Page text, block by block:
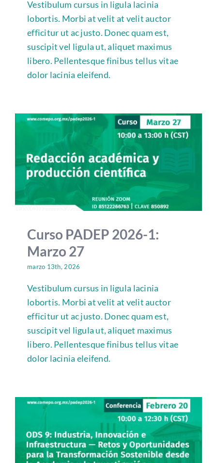
Vestibulum cursus in ligula lacinia
lobortis. Morbi at velit at velit auctor
efficitur ut ac justo. Donec quam est,
suscipit vel ligula ut, aliquet maximus
libero. Pellentesque finibus tellus vitae
dolor lacinia eleifend.
Curso PADEP 2026-1:
Marzo 27
marzo 13th, 2026
Vestibulum cursus in ligula lacinia
lobortis. Morbi at velit at velit auctor
efficitur ut ac justo. Donec quam est,
suscipit vel ligula ut, aliquet maximus
libero. Pellentesque finibus tellus vitae
dolor lacinia eleifend.